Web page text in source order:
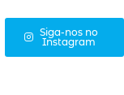
Siga-nos no
Instagram